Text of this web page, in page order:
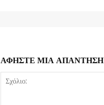
ΑΦΗΣΤΕ ΜΙΑ ΑΠΑΝΤΗΣΗ